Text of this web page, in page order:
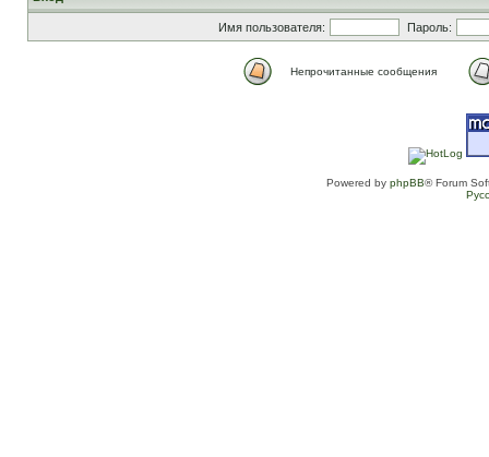
Имя пользователя: Пароль:
Непрочитанные сообщения
Powered by phpBB® Forum